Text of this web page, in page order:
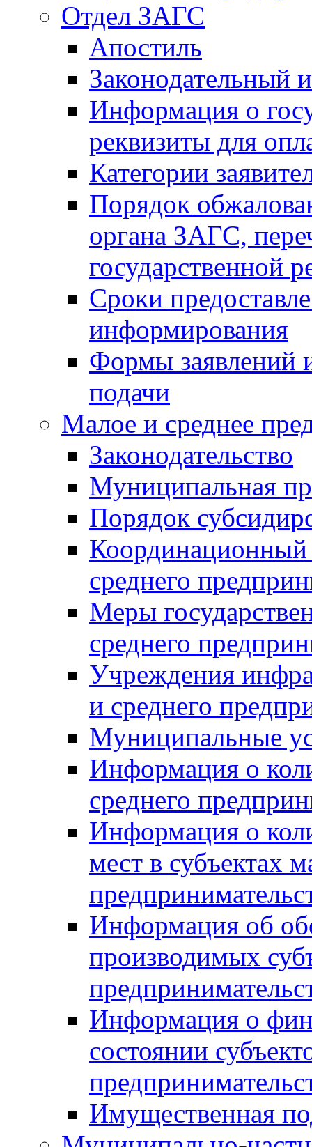
Отдел ЗАГС
Апостиль
Законодательный
Информация о
реквизиты для
Категории
Порядок
органа ЗАГС,
государственной
Сроки
информирования
Формы заявлений
подачи
Малое и среднее
Законодательство
Муниципальная
Порядок
Координационный
среднего
Меры
среднего
Учреждения
и среднего
Муниципальные
Информация о
среднего
Информация о
мест в субъектах
Информация об
производимых
Информация о
состоянии
Имущественная